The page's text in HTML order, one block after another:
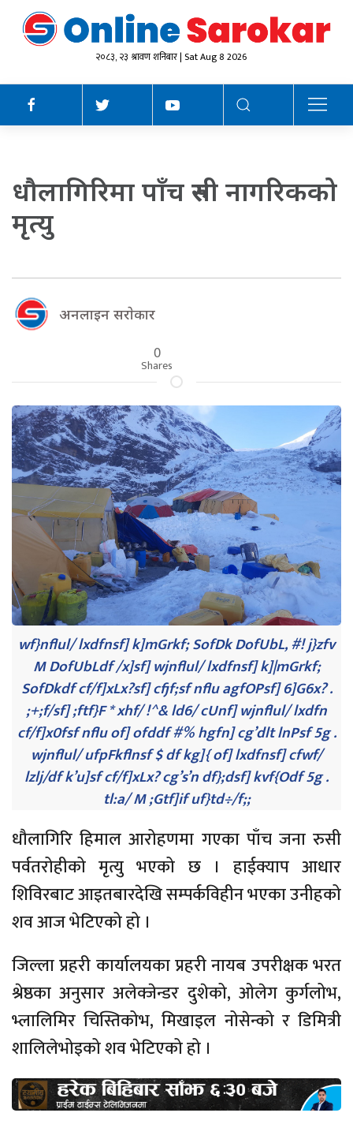
२०८३, २३ श्रावण शनिबार | Sat Aug 8 2026
धौलागिरिमा पाँच रुसी नागरिकको
मृत्यु
अनलाइन सराेकार
0
Shares
wf}nflul/ lxdfnsf] k]mGrkf; SofDk DofUbL, #! j}zfv
M DofUbLdf /x]sf] wjnflul/ lxdfnsf] k]|mGrkf;
SofDkdf cf/f]xLx?sf] cfjf;sf nflu agfOPsf] 6]G6x? .
;+;f/sf] ;ftf}F * xhf/ !^& ld6/ cUnf] wjnflul/ lxdfn
cf/f]x0fsf nflu of] ofddf #% hgfn] cg’dlt lnPsf 5g .
wjnflul/ ufpFkflnsf $ df kg]{ of] lxdfnsf] cfwf/
lzlj/df k’u]sf cf/f]xLx? cg’s’n df};dsf] kvf{Odf 5g .
tl:a/ M ;Gtf]if uf}td÷/f;;
धौलागिरि हिमाल आरोहणमा गएका पाँच जना रुसी
पर्वतरोहीको मृत्यु भएको छ । हाईक्याप आधार
शिविरबाट आइतबारदेखि सम्पर्कविहीन भएका उनीहको
शव आज भेटिएको हो ।
जिल्ला प्रहरी कार्यालयका प्रहरी नायब उपरीक्षक भरत
श्रेष्ठका अनुसार अलेक्जेन्डर दुशेको, ओलेग कुर्गलोभ,
भ्लालिमिर चिस्तिकोभ, मिखाइल नोसेन्को र डिमित्री
शालिलेभोइको शव भेटिएको हो ।